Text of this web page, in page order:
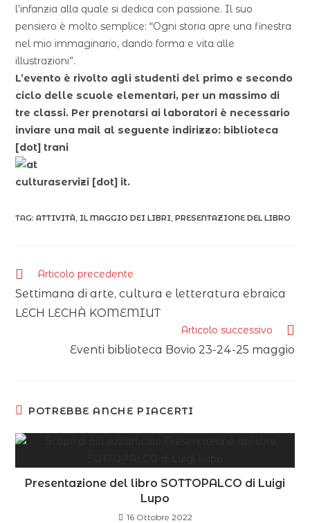
l’infanzia alla quale si dedica con passione. Il suo
pensiero è molto semplice: “Ogni storia apre una finestra
nel mio immaginario, dando forma e vita alle
illustrazioni”.
L’evento è rivolto agli studenti del primo e secondo
ciclo delle scuole elementari, per un massimo di
tre classi. Per prenotarsi ai laboratori è necessario
inviare una mail al seguente indirizzo: biblioteca
[dot] trani
culturaservizi [dot] it.
TAG:ATTIVITÀ, IL MAGGIO DEI LIBRI, PRESENTAZIONE DEL LIBRO
Articolo precedente
Settimana di arte, cultura e letteratura ebraica
LECH LECHÀ KOMEMIUT
Articolo successivo
Eventi biblioteca Bovio 23-24-25 maggio
POTREBBE ANCHE PIACERTI
Presentazione del libro SOTTOPALCO di Luigi
Lupo
16 Ottobre 2022